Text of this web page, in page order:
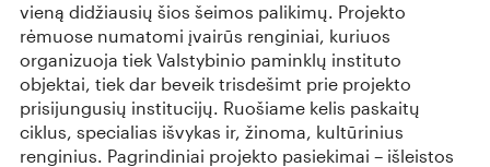
vieną didžiausių šios šeimos palikimų. Projekto
rėmuose numatomi įvairūs renginiai, kuriuos
organizuoja tiek Valstybinio paminklų instituto
objektai, tiek dar beveik trisdešimt prie projekto
prisijungusių institucijų. Ruošiame kelis paskaitų
ciklus, specialias išvykas ir, žinoma, kultūrinius
renginius. Pagrindiniai projekto pasiekimai – išleistos